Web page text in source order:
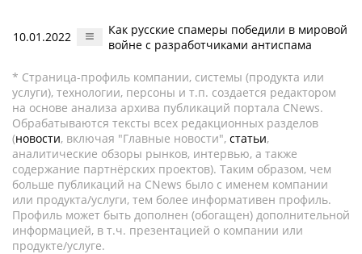
10.01.2022
Как русские спамеры победили в мировой
войне с разработчиками антиспама
* Страница-профиль компании, системы (продукта или
услуги), технологии, персоны и т.п. создается редактором
на основе анализа архива публикаций портала CNews.
Обрабатываются тексты всех редакционных разделов
(новости, включая "Главные новости", статьи,
аналитические обзоры рынков, интервью, а также
содержание партнёрских проектов). Таким образом, чем
больше публикаций на CNews было с именем компании
или продукта/услуги, тем более информативен профиль.
Профиль может быть дополнен (обогащен) дополнительной
информацией, в т.ч. презентацией о компании или
продукте/услуге.